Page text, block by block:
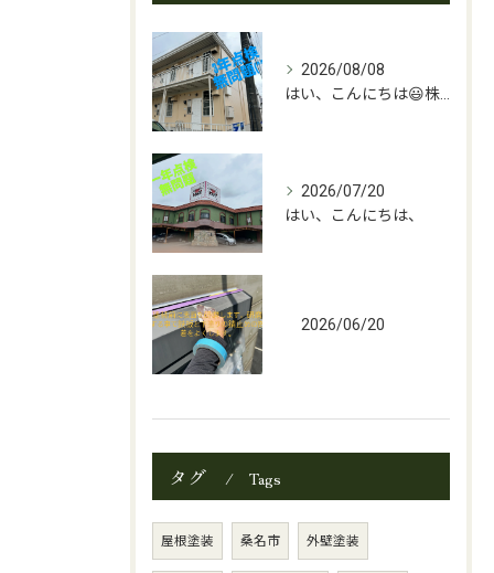
2026/08/08
2026/07/20
はい、こんにちは、
2026/06/20
タグ Tags
屋根塗装 桑名市 外壁塗装